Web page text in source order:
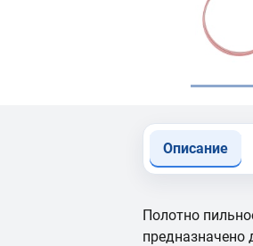
Описание
Полотно
предназначено